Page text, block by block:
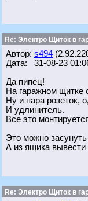
Re: Электро Щиток в
Автор: s494
Дата: 31-08-23
Да пипец!
На гаражном щитке
Ну и пара розеток,
И удлинитель.
Все это
Это можно
А из ящика вывести
Re: Электро Щиток в